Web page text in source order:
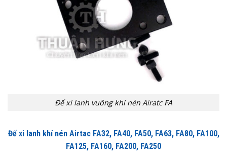
Đế xi lanh vuông khí nén Airatc FA
Đế xi lanh khí nén Airtac FA32, FA40, FA50, FA63, FA80, FA100,
FA125, FA160, FA200, FA250